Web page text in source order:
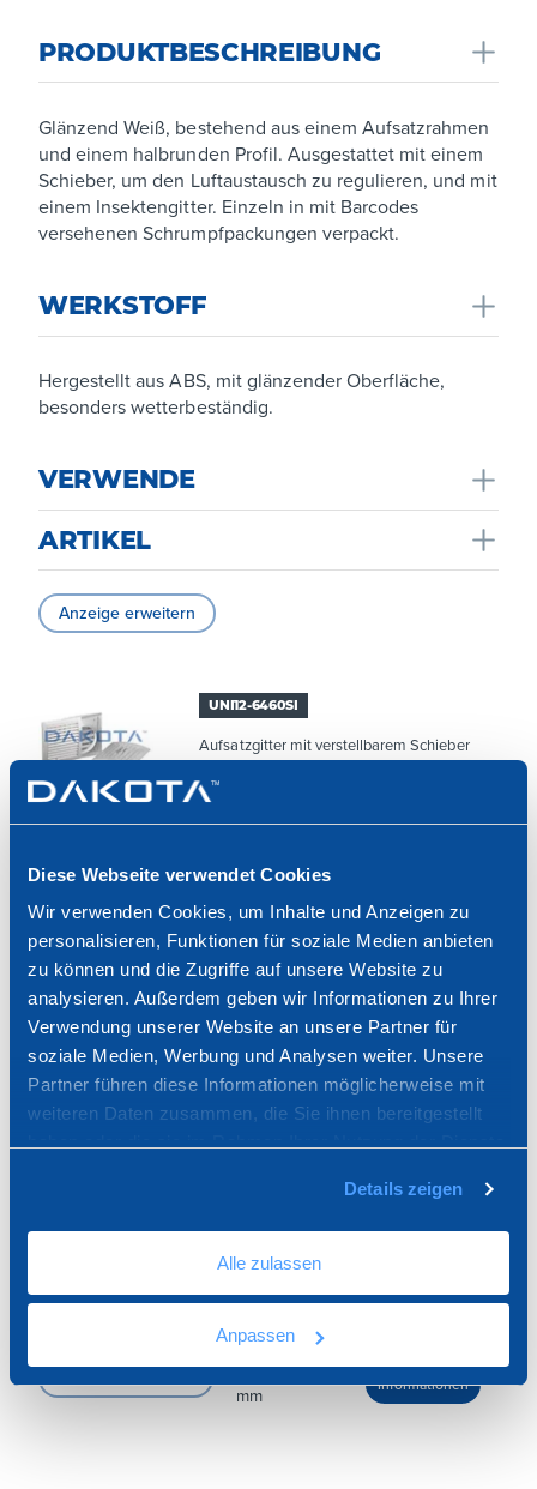
Diese Webseite verwendet Cookies
Wir verwenden Cookies, um Inhalte und Anzeigen zu
personalisieren, Funktionen für soziale Medien anbieten
zu können und die Zugriffe auf unsere Website zu
analysieren. Außerdem geben wir Informationen zu Ihrer
Verwendung unserer Website an unsere Partner für
soziale Medien, Werbung und Analysen weiter. Unsere
Partner führen diese Informationen möglicherweise mit
weiteren Daten zusammen, die Sie ihnen bereitgestellt
Details zeigen
Alle zulassen
Anpassen
PRODUKTBESCHREIBUNG
Glänzend Weiß, bestehend aus einem Aufsatzrahmen
und einem halbrunden Profil. Ausgestattet mit einem
Schieber, um den Luftaustausch zu regulieren, und mit
einem Insektengitter. Einzeln in mit Barcodes
versehenen Schrumpfpackungen verpackt.
WERKSTOFF
Hergestellt aus ABS, mit glänzender Oberfläche,
besonders wetterbeständig.
VERWENDE
Unterstützt den Luftaustausch zwischen Innen und
die Bildung von Kondenswasser und Schimmel.
ARTIKEL
Anzeige erweitern
UNI12-6460SI
Aufsatzgitter mit verstellbarem Schieber
und Eingriff
mm
UNI12-6461SI
Aufsatzgitter mit verstellbarem Schieber
und Eingriff
190 x 190
Aufsatzgitter mit verstellbarem Schieber
170 x 250
mm